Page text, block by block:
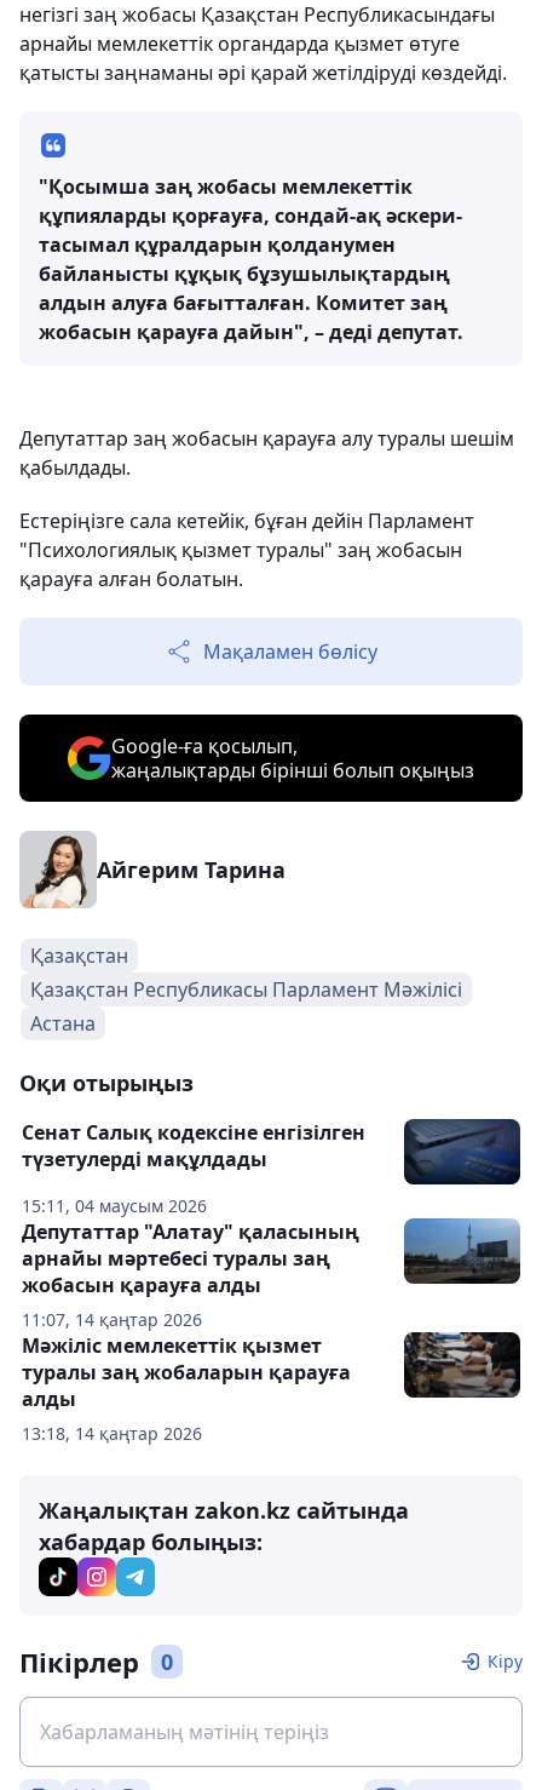
негізгі заң жобасы Қазақстан Республикасындағы
арнайы мемлекеттік органдарда қызмет өтуге
қатысты заңнаманы әрі қарай жетілдіруді көздейді.
"Қосымша заң жобасы мемлекеттік
құпияларды қорғауға, сондай-ақ әскери-
тасымал құралдарын қолданумен
байланысты құқық бұзушылықтардың
алдын алуға бағытталған. Комитет заң
жобасын қарауға дайын", – деді депутат.
Депутаттар заң жобасын қарауға алу туралы шешім
қабылдады.
Естеріңізге сала кетейік, бұған дейін Парламент
"Психологиялық қызмет туралы" заң жобасын
қарауға алған болатын.
Мақаламен бөлісу
Google-ға қосылып,
жаңалықтарды бірінші болып оқыңыз
Айгерим Тарина
Қазақстан
Қазақстан Республикасы Парламент Мәжілісі
Астана
Оқи отырыңыз
15:11, 04 маусым 2026
Сенат Салық кодексіне енгізілген
түзетулерді мақұлдады
11:07, 14 қаңтар 2026
Депутаттар "Алатау" қаласының
арнайы мәртебесі туралы заң
жобасын қарауға алды
13:18, 14 қаңтар 2026
Мәжіліс мемлекеттік қызмет
туралы заң жобаларын қарауға
алды
Жаңалықтан zakon.kz сайтында
хабардар болыңыз:
Пікірлер 0 Кіру